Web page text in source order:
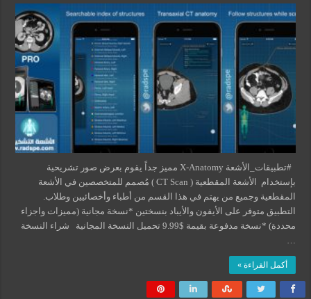
#تطبيقات_الأشعة X-Anatomy مميز جداً يقوم بعرض صور تشريحية
بإستخدام الأشعة المقطعية ( CT Scan ) مُصمم للمتخصصين في الأشعة
المقطعية وجميع من يهتم في هذا القسم من أطباء وأخصائيين وطلاب.
التطبيق متوفر على الأيفون والأيباد بنسختين *نسخة مجانية (مميزات واجزاء
محددة) *نسخة مدفوعة بقيمة $9.99 تحميل النسخة المجانية شراء النسخة
…
أكمل القراءة »